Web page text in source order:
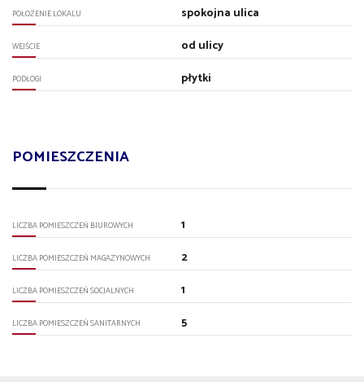
POŁOŻENIE LOKALU spokojna ulica
WEJŚCIE od ulicy
PODŁOGI płytki
POMIESZCZENIA
LICZBA POMIESZCZEŃ BIUROWYCH 1
LICZBA POMIESZCZEŃ MAGAZYNOWYCH 2
LICZBA POMIESZCZEŃ SOCJALNYCH 1
LICZBA POMIESZCZEŃ SANITARNYCH 5